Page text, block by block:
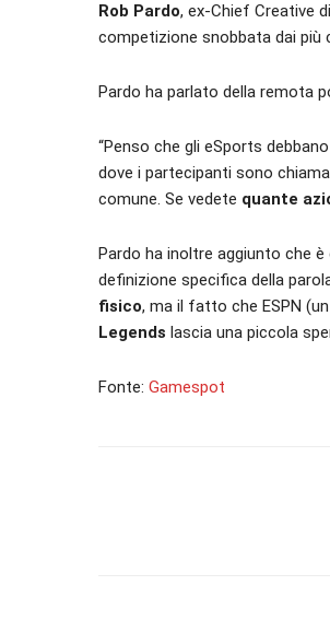
Rob Pardo, ex-Chief Creative
competizione snobbata dai più
Pardo ha parlato della remota
“Penso che gli eSports
dove i partecipanti sono
comune. Se vedete quante
Pardo ha inoltre aggiunto che
definizione specifica della
fisico, ma il fatto che ESPN
Legends lascia una piccola
Fonte: Gamespot